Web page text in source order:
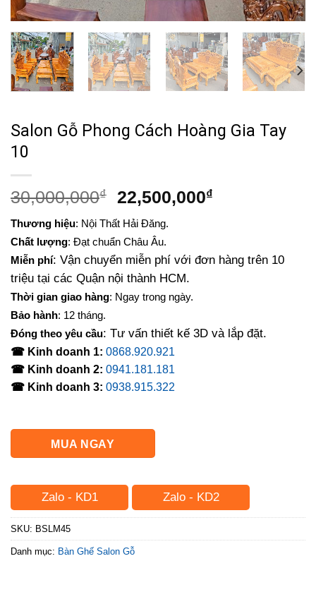
Salon Gỗ Phong Cách Hoàng Gia Tay
10
30,000,000₫
Giá
gốc
là:
30,000,000₫.
22,500,000₫Giá
22,500,000₫.
Thương hiệu: Nội Thất Hải Đăng.
Chất lượng: Đạt chuẩn Châu Âu.
Miễn phí: Vận chuyển miễn phí với đơn hàng trên 10
triệu tại các Quận nội thành HCM.
Thời gian giao hàng: Ngay trong ngày.
Bảo hành: 12 tháng.
Đóng theo yêu cầu: Tư vấn thiết kế 3D và lắp đặt.
☎ Kinh doanh 1: 0868.920.921
☎ Kinh doanh 2: 0941.181.181
☎ Kinh doanh 3: 0938.915.322
MUA NGAY
Zalo - KD1 Zalo - KD2
SKU: BSLM45
Danh mục: Bàn Ghế Salon Gỗ